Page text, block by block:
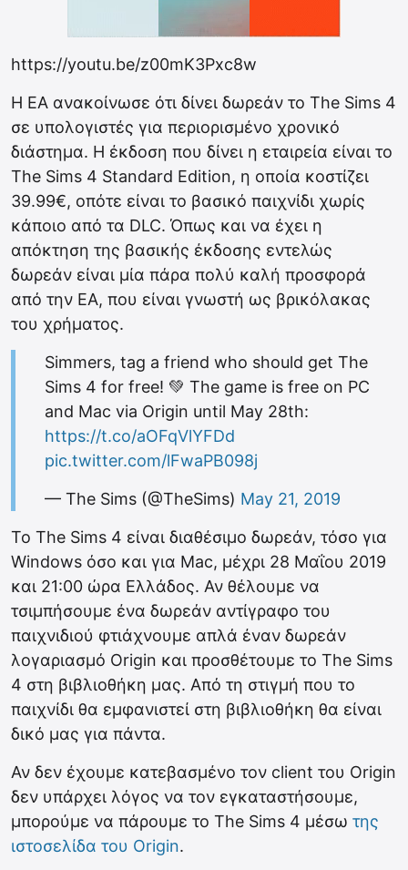
https://youtu.be/z00mK3Pxc8w
Η EA ανακοίνωσε ότι δίνει δωρεάν το The Sims 4
σε υπολογιστές για περιορισμένο χρονικό
διάστημα. Η έκδοση που δίνει η εταιρεία είναι το
The Sims 4 Standard Edition, η οποία κοστίζει
39.99€, οπότε είναι το βασικό παιχνίδι χωρίς
κάποιο από τα DLC. Όπως και να έχει η
απόκτηση της βασικής έκδοσης εντελώς
δωρεάν είναι μία πάρα πολύ καλή προσφορά
από την EA, που είναι γνωστή ως βρικόλακας
του χρήματος.
Simmers, tag a friend who should get The
Sims 4 for free! 💚 The game is free on PC
and Mac via Origin until May 28th:
https://t.co/aOFqVlYFDd
pic.twitter.com/lFwaPB098j
— The Sims (@TheSims) May 21, 2019
Το The Sims 4 είναι διαθέσιμο δωρεάν, τόσο για
Windows όσο και για Mac, μέχρι 28 Μαΐου 2019
και 21:00 ώρα Ελλάδος. Αν θέλουμε να
τσιμπήσουμε ένα δωρεάν αντίγραφο του
παιχνιδιού φτιάχνουμε απλά έναν δωρεάν
λογαριασμό Origin και προσθέτουμε το The Sims
4 στη βιβλιοθήκη μας. Από τη στιγμή που το
παιχνίδι θα εμφανιστεί στη βιβλιοθήκη θα είναι
δικό μας για πάντα.
Αν δεν έχουμε κατεβασμένο τον client του Origin
δεν υπάρχει λόγος να τον εγκαταστήσουμε,
μπορούμε να πάρουμε το The Sims 4 μέσω της
ιστοσελίδα του Origin.